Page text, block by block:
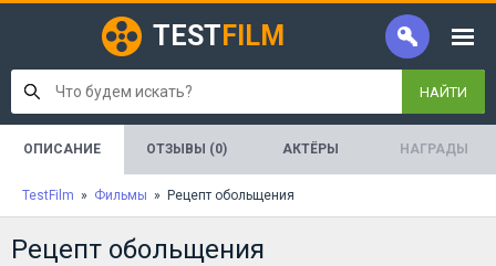
TEST FILM
НАЙТИ
ОПИСАНИЕ ОТЗЫВЫ (0) АКТЁРЫ НАГРАДЫ
TestFilm » Фильмы » Рецепт обольщения
Рецепт обольщения